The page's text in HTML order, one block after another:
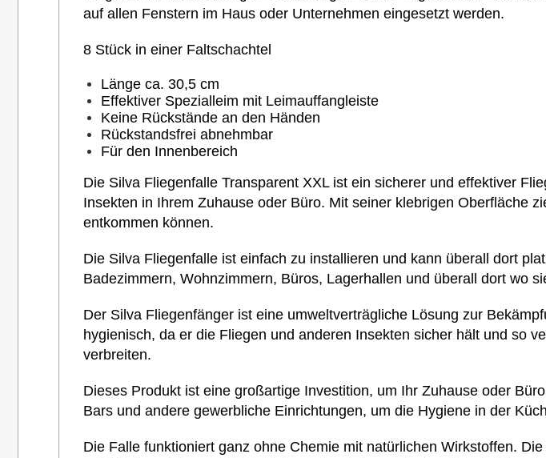
auf allen Fenstern im Haus oder Unternehmen eingesetzt werden.
8 Stück in einer Faltschachtel
Länge ca. 30,5 cm
Effektiver Spezialleim mit Leimauffangleiste
Keine Rückstände an den Händen
Rückstandsfrei abnehmbar
Für den Innenbereich
Die Silva Fliegenfalle Transparent XXL ist ein sicherer und effektiver
Insekten in Ihrem Zuhause oder Büro. Mit seiner klebrigen Oberfläche
entkommen können.
Die Silva Fliegenfalle ist einfach zu installieren und kann überall dort
Badezimmern, Wohnzimmern, Büros, Lagerhallen und überall dort wo
Der Silva Fliegenfänger ist eine umweltverträgliche Lösung zur
hygienisch, da er die Fliegen und anderen Insekten sicher hält und so
verbreiten.
Dieses Produkt ist eine großartige Investition, um Ihr Zuhause oder
Bars und andere gewerbliche Einrichtungen, um die Hygiene in der
Die Falle funktioniert ganz ohne Chemie mit natürlichen Wirkstoffen.